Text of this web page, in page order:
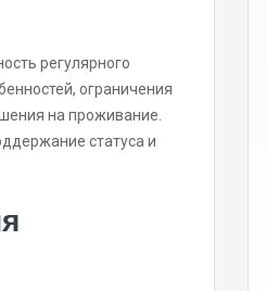
регулярного
ограничения
на проживание.
статуса и